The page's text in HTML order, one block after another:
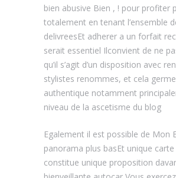
bien abusive Bien , ! pour profiter
totalement en tenant l’ensemble
delivreesEt adherer a un forfait
serait essentiel Ilconvient de ne
qu’il s’agit d’un disposition avec
stylistes renommes, et cela germe
authentique notamment
niveau de la ascetisme du blog
Egalement il est possible de Mon
panorama plus basEt unique
constitue unique proposition